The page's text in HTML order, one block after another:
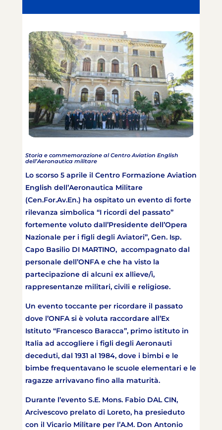
Storia e commemorazione al Centro Aviation English
dell’Aeronautica militare
Lo scorso 5 aprile il Centro Formazione Aviation
English dell’Aeronautica Militare
(Cen.For.Av.En.) ha ospitato un evento di forte
rilevanza simbolica “I ricordi del passato”
fortemente voluto dall’Presidente dell’Opera
Nazionale per i figli degli Aviatori”, Gen. Isp.
Capo Basilio DI MARTINO, accompagnato dal
personale dell’ONFA e che ha visto la
partecipazione di alcuni ex allieve/i,
rappresentanze militari, civili e religiose.
Un evento toccante per ricordare il passato
dove l’ONFA si è voluta raccordare all’Ex
Istituto “Francesco Baracca”, primo istituto in
Italia ad accogliere i figli degli Aeronauti
deceduti, dal 1931 al 1984, dove i bimbi e le
bimbe frequentavano le scuole elementari e le
ragazze arrivavano fino alla maturità.
Durante l’evento S.E. Mons. Fabio DAL CIN,
Arcivescovo prelato di Loreto, ha presieduto
con il Vicario Militare per l’A.M. Don Antonio